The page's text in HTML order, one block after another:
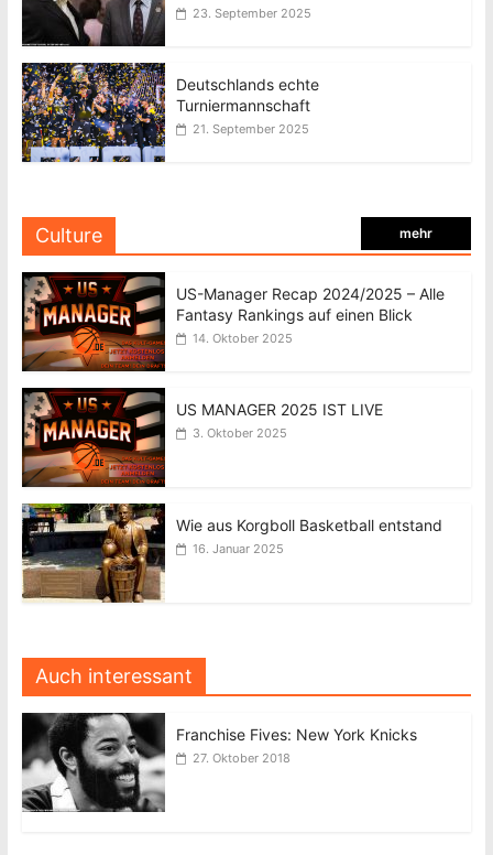
23. September 2025
Deutschlands echte
Turniermannschaft
21. September 2025
Culture mehr
US-Manager Recap 2024/2025 – Alle
Fantasy Rankings auf einen Blick
14. Oktober 2025
US MANAGER 2025 IST LIVE
3. Oktober 2025
Wie aus Korgboll Basketball entstand
16. Januar 2025
Auch interessant
Franchise Fives: New York Knicks
27. Oktober 2018